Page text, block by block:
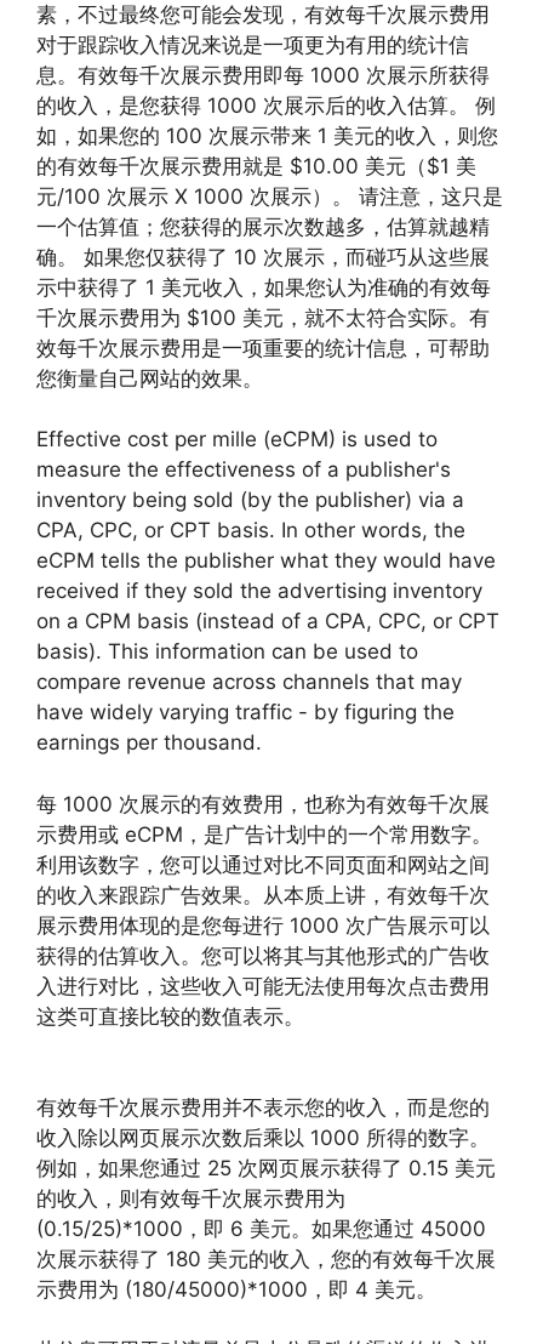
素，不过最终您可能会发现，有效每千次展示费用
对于跟踪收入情况来说是一项更为有用的统计信
息。有效每千次展示费用即每 1000 次展示所获得
的收入，是您获得 1000 次展示后的收入估算。 例
如，如果您的 100 次展示带来 1 美元的收入，则您
的有效每千次展示费用就是 $10.00 美元（$1 美
元/100 次展示 X 1000 次展示）。 请注意，这只是
一个估算值；您获得的展示次数越多，估算就越精
确。 如果您仅获得了 10 次展示，而碰巧从这些展
示中获得了 1 美元收入，如果您认为准确的有效每
千次展示费用为 $100 美元，就不太符合实际。有
效每千次展示费用是一项重要的统计信息，可帮助
您衡量自己网站的效果。
Effective cost per mille (eCPM) is used to
measure the effectiveness of a publisher's
inventory being sold (by the publisher) via a
CPA, CPC, or CPT basis. In other words, the
eCPM tells the publisher what they would have
received if they sold the advertising inventory
on a CPM basis (instead of a CPA, CPC, or CPT
basis). This information can be used to
compare revenue across channels that may
have widely varying traffic - by figuring the
earnings per thousand.
每 1000 次展示的有效费用，也称为有效每千次展
示费用或 eCPM，是广告计划中的一个常用数字。
利用该数字，您可以通过对比不同页面和网站之间
的收入来跟踪广告效果。从本质上讲，有效每千次
展示费用体现的是您每进行 1000 次广告展示可以
获得的估算收入。您可以将其与其他形式的广告收
入进行对比，这些收入可能无法使用每次点击费用
这类可直接比较的数值表示。
有效每千次展示费用并不表示您的收入，而是您的
收入除以网页展示次数后乘以 1000 所得的数字。
例如，如果您通过 25 次网页展示获得了 0.15 美元
的收入，则有效每千次展示费用为
(0.15/25)*1000，即 6 美元。如果您通过 45000
次展示获得了 180 美元的收入，您的有效每千次展
示费用为 (180/45000)*1000，即 4 美元。